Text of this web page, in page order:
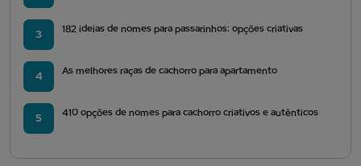
3 182 ideias de nomes para passarinhos: opções criativas
4 As melhores raças de cachorro para apartamento
5 410 opções de nomes para cachorro criativos e autênticos